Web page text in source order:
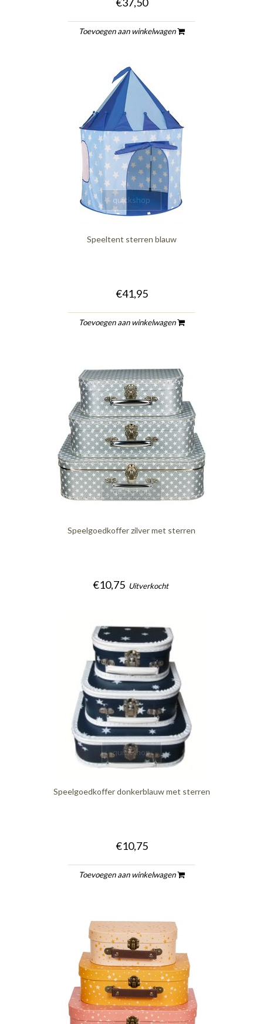
Toevoegen aan winkelwagen
quickshop
Speeltent sterren blauw
€41,95
Toevoegen aan winkelwagen
quickshop
Speelgoedkoffer zilver met sterren
€10,75 Uitverkocht
quickshop
Speelgoedkoffer donkerblauw met sterren
€10,75
Toevoegen aan winkelwagen